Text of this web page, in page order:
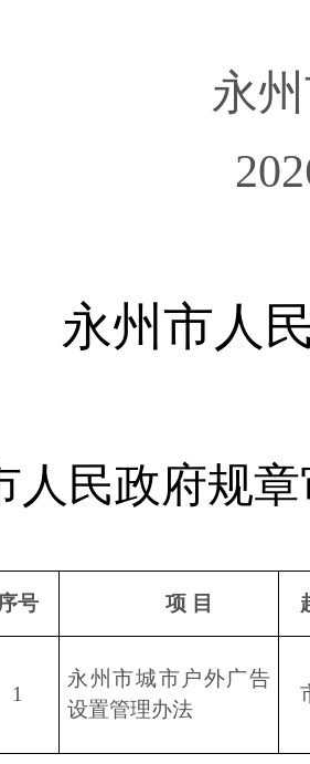
永
永州市人
人民政府规
序号 项 目
1
永州市城市户外广告
设置管理办法